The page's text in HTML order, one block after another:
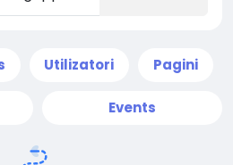
Utilizatori Pagini
Events